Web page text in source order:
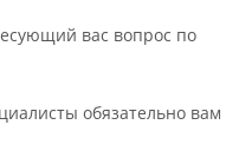
вас вопрос по
обязательно вам